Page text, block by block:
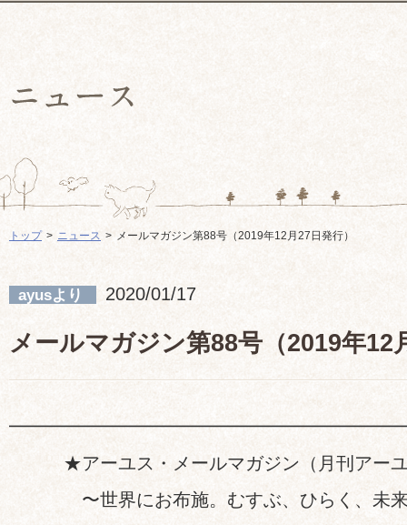
トップ ニュース メールマガジン第88号（2019年12月27日発行）
ayusより 2020/01/17
メールマガジン第88号（2019年12
★アーユス・メールマガジン（月刊アー
〜世界にお布施。むすぶ、ひらく、未来